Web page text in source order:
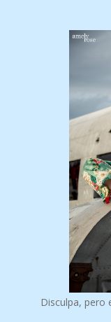
Disculpa, pero